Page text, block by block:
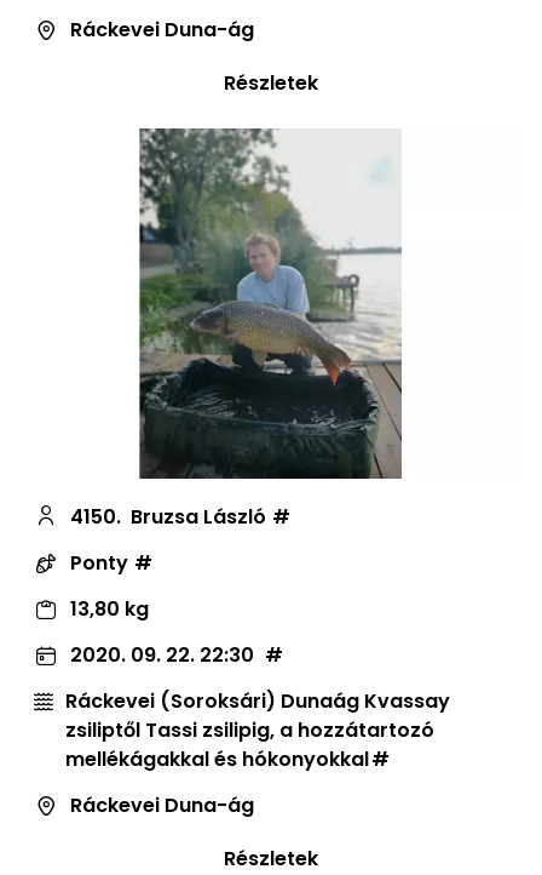
Ráckevei Duna-ág
Részletek
4150. Bruzsa László
Ponty
13,80 kg
2020. 09. 22. 22:30
Ráckevei (Soroksári) Dunaág Kvassay
zsiliptől Tassi zsilipig, a hozzátartozó
mellékágakkal és hókonyokkal
Ráckevei Duna-ág
Részletek